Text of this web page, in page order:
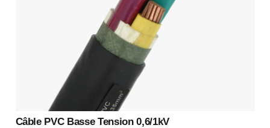
Câble PVC Basse Tension 0,6/1kV